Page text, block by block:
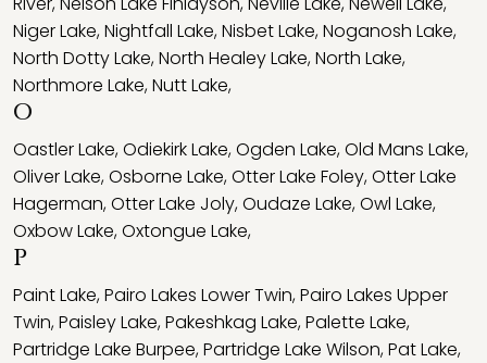
Niger Lake,Nightfall Lake,Nisbet Lake,Noganosh Lake,
North Dotty Lake,North Healey Lake,North Lake,
Northmore Lake,Nutt Lake,
O
Oastler Lake,Odiekirk Lake,Ogden Lake,Old Mans Lake,
Oliver Lake,Osborne Lake,Otter Lake Foley,Otter Lake
Hagerman,Otter Lake Joly,Oudaze Lake,Owl Lake,
Oxbow Lake,Oxtongue Lake,
P
Paint Lake,Pairo Lakes Lower Twin,Pairo Lakes Upper
Twin,Paisley Lake,Pakeshkag Lake,Palette Lake,
Partridge Lake Burpee,Partridge Lake Wilson,Pat Lake,